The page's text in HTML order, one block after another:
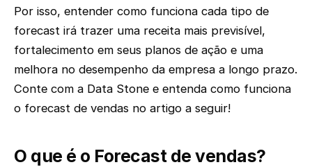
Por isso, entender como funciona cada tipo de
forecast irá trazer uma receita mais previsível,
fortalecimento em seus planos de ação e uma
melhora no desempenho da empresa a longo prazo.
Conte com a Data Stone e entenda como funciona
o forecast de vendas no artigo a seguir!
O que é o Forecast de vendas?